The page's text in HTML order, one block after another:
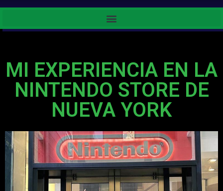
MI EXPERIENCIA EN LA
NINTENDO STORE DE
NUEVA YORK